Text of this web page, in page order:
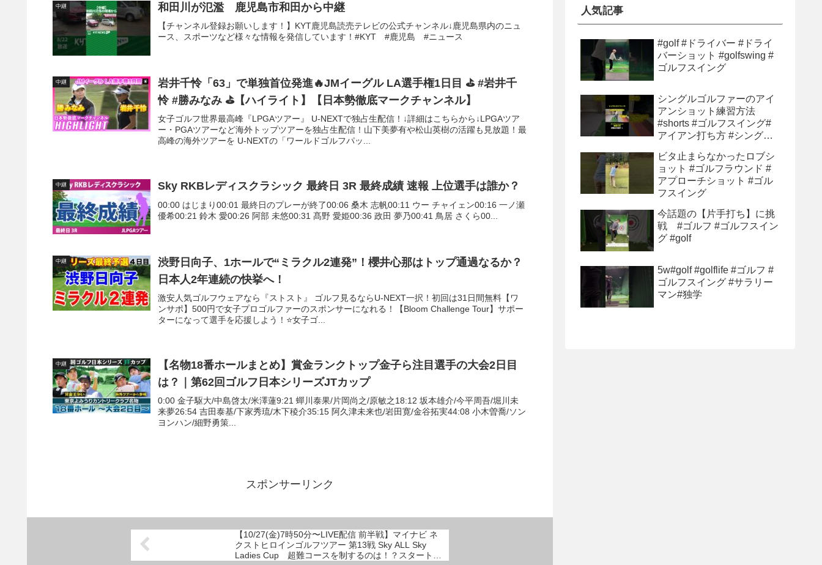
中継 和田川が氾濫 鹿児島市和田から中継
【チャンネル登録お願いします！】KYT鹿児島読売テレビの公式チャンネル↓鹿児島県内のニュ
ース、スポーツなど様々な情報を発信しています！#KYT #鹿児島 #ニュース
中継
岩井千怜「63」で単独首位発進🔥JMイーグル LA選手権1日目 ⛳️ #岩井千
怜 #勝みなみ ⛳️【ハイライト】【日本勢徹底マークチャンネル】
女子ゴルフ世界最高峰『LPGAツアー』 U-NEXTで独占生配信！↓詳細はこちらから↓LPGAツア
ー・PGAツアーなど海外トップツアーを独占生配信！山下美夢有や松山英樹の活躍も見放題！最
高峰の海外ツアーを U-NEXTの「ワールドゴルフパッ...
中継 Sky RKBレディスクラシック 最終日 3R 最終成績 速報 上位選手は誰か？
00:00 はじまり00:01 最終日のプレーが終了00:06 桑木 志帆00:11 ウー チャイェン00:16 一ノ瀬
優希00:21 鈴木 愛00:26 阿部 未悠00:31 髙野 愛姫00:36 政田 夢乃00:41 鳥居 さくら00...
中継
渋野日向子、1ホールで“ミラクル2連発”！櫻井心那はトップ通過なるか？
日本人2年連続の快挙へ！
激安人気ゴルフウェアなら『ストスト』 ゴルフ見るならU-NEXT一択！初回は31日間無料【ワ
ンサポ】500円で女子プロゴルファーのスポンサーになれる！【Bloom Challenge Tour】サポー
ターになって選手を応援しよう！⭐️女子ゴ...
中継
【名物18番ホールまとめ】賞金ランクトップ金子ら注目選手の大会2日目
は？｜第62回ゴルフ日本シリーズJTカップ
0:00 金子駆大/中島啓太/米澤蓮9:21 蟬川泰果/片岡尚之/原敏之18:12 坂本雄介/今平周吾/堀川未
来夢26:54 吉田泰基/下家秀琉/木下稜介35:15 阿久津未来也/岩田寛/金谷拓実44:08 小木曽喬/ソン
ヨンハン/細野勇策...
スポンサーリンク
【10/27(金)7時50分〜LIVE配信 前半戦】マイナビ ネ
クストヒロインゴルフツアー 第13戦 Sky ALL Sky
Ladies Cup 超難コースを制するのは！？スタートホ
人気記事
#golf #ドライバー #ドライ
バーショット #golfswing #
ゴルフスイング
シングルゴルファーのアイ
アンショット練習方法
#shorts #ゴルフスイング#
アイアン打ち方 #シングル
ゴルフ練習方法
ビタ止まらなかったロブシ
ョット #ゴルフラウンド #
アプローチショット #ゴル
フスイング
今話題の【片手打ち】に挑
戦 #ゴルフ #ゴルフスイン
グ #golf
5w#golf #golflife #ゴルフ #
ゴルフスイング #サラリー
マン#独学